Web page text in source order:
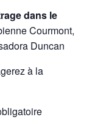
dans le
Courmont,
Duncan
à la